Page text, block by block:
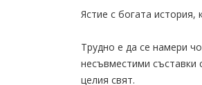
Ястие с богата история,
Трудно е да се намери
несъвместими съставки
целия свят.